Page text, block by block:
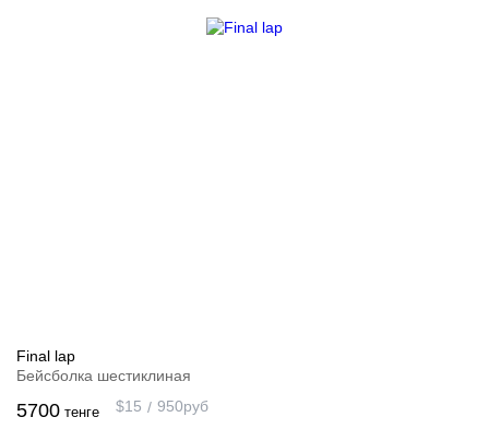
Final lap
Бейсболка шестиклиная
5700 тенге $15 950руб